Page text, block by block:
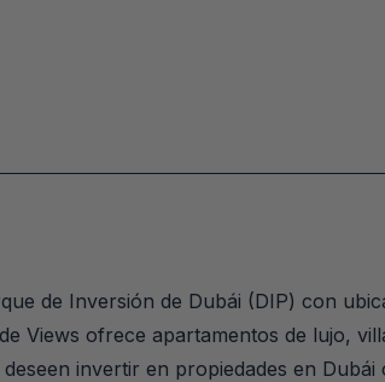
de Inversión de Dubái (DIP) con
Views ofrece apartamentos de lujo,
invertir en propiedades en